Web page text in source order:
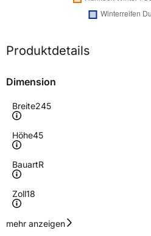
Produktdetails
Dimension
Breite245
Höhe45
BauartR
Zoll18
Geschwindigkeitsindex
mehr anzeigen